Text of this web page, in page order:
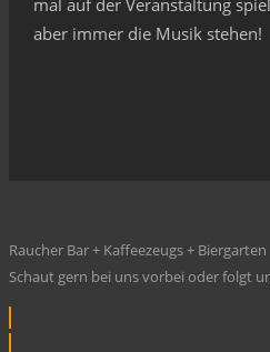
aber immer die Musik stehen!
Raucher Bar + Kaffeezeugs + Biergarten
Schaut gern bei uns vorbei oder folgt